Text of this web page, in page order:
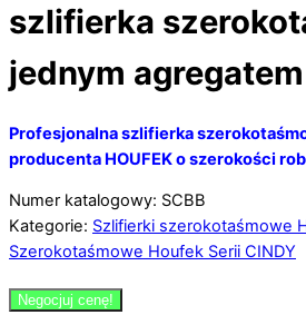
szlifierka
jednym agregatem
Profesjonalna szlifierka
producenta HOUFEK o szerokości
Numer katalogowy: SCBB
Kategorie: Szlifierki szerokotaśmowe
Szerokotaśmowe Houfek Serii CINDY
Negocjuj cenę!